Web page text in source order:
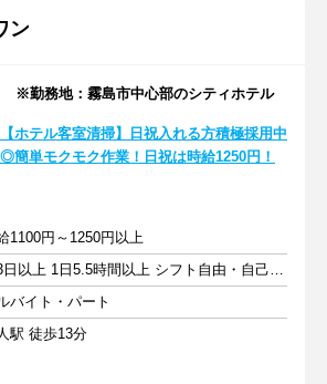
ン
勤務地：霧島市中心部のシティホテル
【ホテル客室清掃】日祝入れる方積極採用中
◎簡単モクモク作業！日祝は時給1250円！
1100円～1250円以上
週3日以上 1日5.5時間以上 シフト自由・自己申告
バイト・パート
駅 徒歩13分